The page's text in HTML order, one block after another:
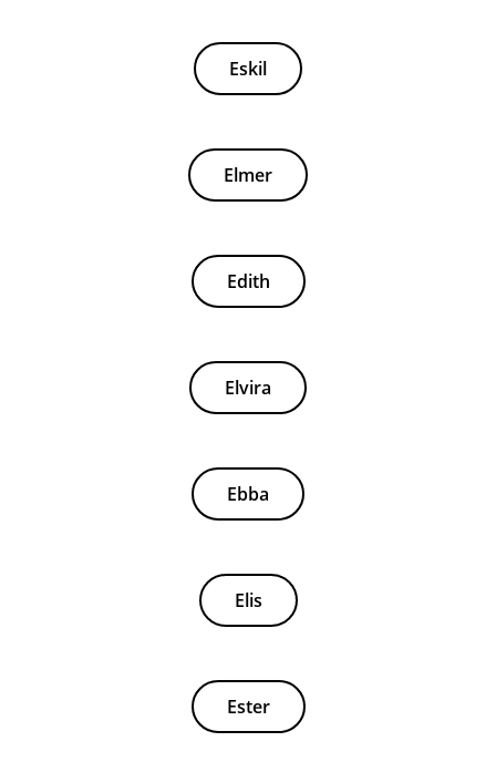
Eskil
Elmer
Edith
Elvira
Ebba
Elis
Ester